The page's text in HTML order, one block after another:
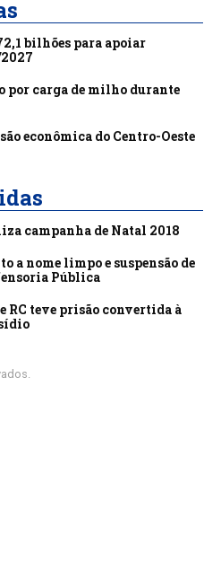
bilhões para apoiar
por carga de milho durante
econômica do Centro-Oeste
campanha de Natal 2018
a nome limpo e suspensão de
Pública
RC teve prisão convertida à